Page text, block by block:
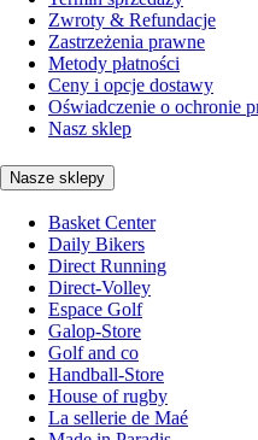
Zwroty & Refundacje
Zastrzeżenia prawne
Metody płatności
Ceny i opcje dostawy
Oświadczenie o ochronie
Nasz sklep
Nasze sklepy
Basket Center
Daily Bikers
Direct Running
Direct-Volley
Espace Golf
Galop-Store
Golf and co
Handball-Store
House of rugby
La sellerie de Maé